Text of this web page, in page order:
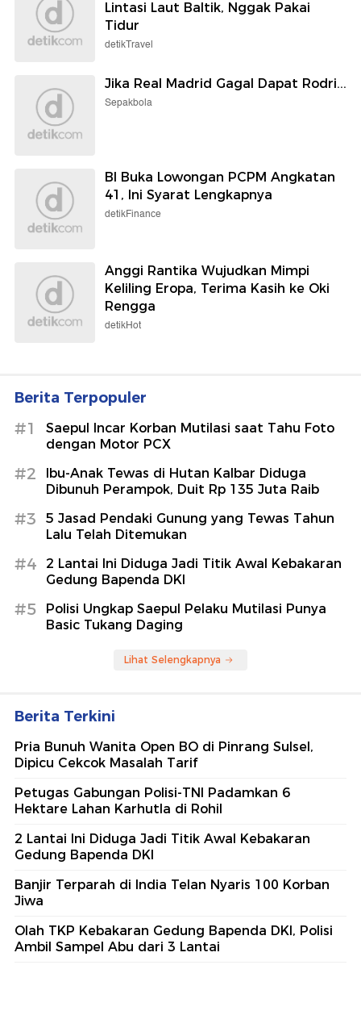
Lintasi Laut Baltik, Nggak Pakai
Tidur
detikTravel
Jika Real Madrid Gagal Dapat Rodri...
Sepakbola
BI Buka Lowongan PCPM Angkatan
41, Ini Syarat Lengkapnya
detikFinance
Anggi Rantika Wujudkan Mimpi
Keliling Eropa, Terima Kasih ke Oki
Rengga
detikHot
Berita Terpopuler
#1
Saepul Incar Korban Mutilasi saat Tahu Foto
dengan Motor PCX
#2
Ibu-Anak Tewas di Hutan Kalbar Diduga
Dibunuh Perampok, Duit Rp 135 Juta Raib
#3
5 Jasad Pendaki Gunung yang Tewas Tahun
Lalu Telah Ditemukan
#4
2 Lantai Ini Diduga Jadi Titik Awal Kebakaran
Gedung Bapenda DKI
#5
Polisi Ungkap Saepul Pelaku Mutilasi Punya
Basic Tukang Daging
Lihat Selengkapnya
Berita Terkini
Pria Bunuh Wanita Open BO di Pinrang Sulsel,
Dipicu Cekcok Masalah Tarif
Petugas Gabungan Polisi-TNI Padamkan 6
Hektare Lahan Karhutla di Rohil
2 Lantai Ini Diduga Jadi Titik Awal Kebakaran
Gedung Bapenda DKI
Banjir Terparah di India Telan Nyaris 100 Korban
Jiwa
Olah TKP Kebakaran Gedung Bapenda DKI, Polisi
Ambil Sampel Abu dari 3 Lantai